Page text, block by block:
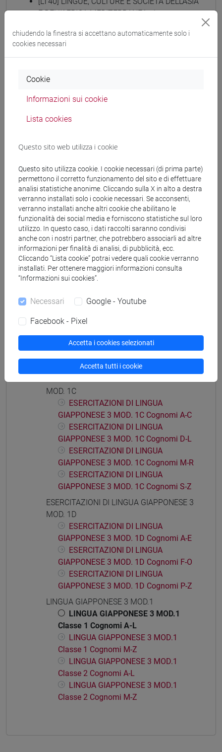
E DELL'AFRICA MEDITERRANEA - Laurea
Struttura generale dell'insegnamento
LINGUA GIAPPONESE 3 MOD.1
MOD. 1A
GIAPPONESE 3 MOD. 1A Cognomi A-B
GIAPPONESE 3 MOD. 1A Cognomi C-E
ESERCITAZIONI DI LINGUA
GIAPPONESE 3 MOD. 1A Cognomi F-L
ESERCITAZIONI DI LINGUA
GIAPPONESE 3 MOD. 1A Cognomi M-O
ESERCITAZIONI DI LINGUA
GIAPPONESE 3 MOD. 1A Cognomi P-S
ESERCITAZIONI DI LINGUA
GIAPPONESE 3 MOD. 1A Cognomi T-Z
ESERCITAZIONI DI LINGUA GIAPPONESE 3
ESERCITAZIONI DI LINGUA
GIAPPONESE 3 MOD. 1B Cognomi A-E
GIAPPONESE 3 MOD. 1B Cognomi F-O
ESERCITAZIONI DI LINGUA
GIAPPONESE 3 MOD. 1B Cognomi P-Z
MOD. 1C
ESERCITAZIONI DI LINGUA
GIAPPONESE 3 MOD. 1C Cognomi A-C
ESERCITAZIONI DI LINGUA
GIAPPONESE 3 MOD. 1C Cognomi D-L
ESERCITAZIONI DI LINGUA
GIAPPONESE 3 MOD. 1C Cognomi M-R
ESERCITAZIONI DI LINGUA
GIAPPONESE 3 MOD. 1C Cognomi S-Z
ESERCITAZIONI DI LINGUA GIAPPONESE 3
MOD. 1D
ESERCITAZIONI DI LINGUA
GIAPPONESE 3 MOD. 1D Cognomi A-E
ESERCITAZIONI DI LINGUA
GIAPPONESE 3 MOD. 1D Cognomi F-O
ESERCITAZIONI DI LINGUA
GIAPPONESE 3 MOD. 1D Cognomi P-Z
LINGUA GIAPPONESE 3 MOD.1
LINGUA GIAPPONESE 3 MOD.1
Classe 1 Cognomi A-L
LINGUA GIAPPONESE 3 MOD.1
Classe 1 Cognomi M-Z
LINGUA GIAPPONESE 3 MOD.1
Classe 2 Cognomi A-L
LINGUA GIAPPONESE 3 MOD.1
Classe 2 Cognomi M-Z
chiudendo la finestra si accettano automaticamente solo i
cookies necessari
Cookie
Informazioni sui cookie
Lista cookies
Questo sito web utilizza i cookie
Questo sito utilizza cookie. I cookie necessari (di prima parte)
permettono il corretto funzionamento del sito e di effettuare
analisi statistiche anonime. Cliccando sulla X in alto a destra
verranno installati solo i cookie necessari. Se acconsenti,
verranno installati anche altri cookie che abilitano le
funzionalità dei social media e forniscono statistiche sul loro
utilizzo. In questo caso, i dati raccolti saranno condivisi
anche con i nostri partner, che potrebbero associarli ad altre
informazioni per finalità di analisi, di pubblicità, ecc.
Cliccando “Lista cookie” potrai vedere quali cookie verranno
installati. Per ottenere maggiori informazioni consulta
“Informazioni sui cookies”.
Necessari Google - Youtube
Facebook - Pixel
Accetta i cookies selezionati
Accetta tutti i cookie